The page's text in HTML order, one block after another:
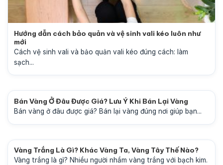
Hướng dẫn cách bảo quản và vệ sinh vali kéo luôn như
mới
Cách vệ sinh vali và bảo quản vali kéo đúng cách: làm
sạch...
Bán Vàng Ở Đâu Được Giá? Lưu Ý Khi Bán Lại Vàng
Bán vàng ở đâu được giá? Bán lại vàng đúng nơi giúp bạn...
Vàng Trắng Là Gì? Khác Vàng Ta, Vàng Tây Thế Nào?
Vàng trắng là gì? Nhiều người nhầm vàng trắng với bạch kim.